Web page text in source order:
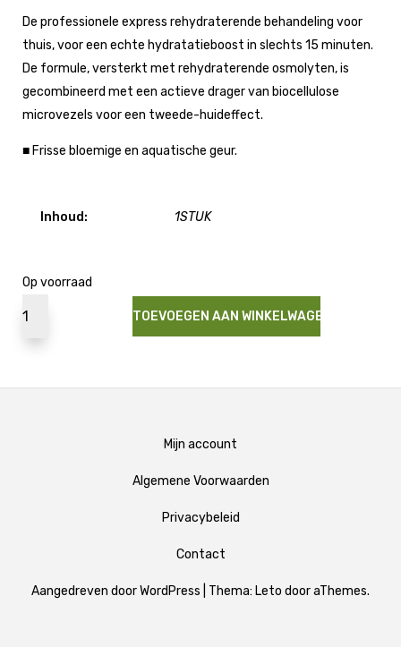
De professionele express rehydraterende behandeling voor
thuis, voor een echte hydratatieboost in slechts 15 minuten.
De formule, versterkt met rehydraterende osmolyten, is
gecombineerd met een actieve drager van biocellulose
microvezels voor een tweede-huideffect.
■ Frisse bloemige en aquatische geur.
Inhoud: 1STUK
Op voorraad
TOEVOEGEN AAN WINKELWAGEN
Mijn account
Algemene Voorwaarden
Privacybeleid
Contact
Aangedreven door WordPress Thema: Leto door aThemes.